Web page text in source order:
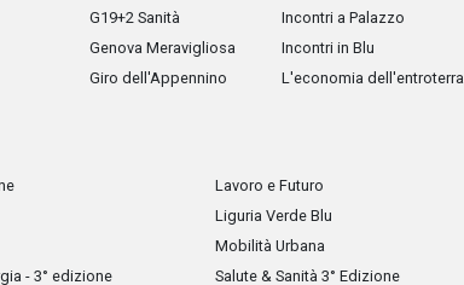
G19+2 Sanità
Genova Meravigliosa
Giro dell'Appennino
Incontri a Palazzo
Incontri in Blu
L'economia dell'entroterra
- 3° edizione
Lavoro e Futuro
Liguria Verde Blu
Mobilità Urbana
Salute & Sanità 3° Edizione